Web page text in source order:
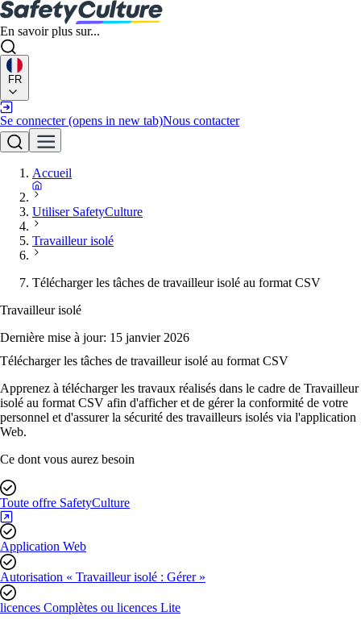
En savoir plus sur...
FR
Se connecter (opens in new tab)Nous contacter
Accueil
Utiliser SafetyCulture
Travailleur isolé
Télécharger les tâches de travailleur isolé au format CSV
Travailleur isolé
Dernière mise à jour: 15 janvier 2026
Télécharger les tâches de travailleur isolé au format CSV
Apprenez à télécharger les travaux réalisés dans le cadre de Travailleur
isolé au format CSV afin d'afficher et de gérer la conformité de votre
personnel et d'assurer la sécurité des travailleurs isolés via l'application
Web.
Ce dont vous aurez besoin
Toute offre SafetyCulture
Application Web
Autorisation « Travailleur isolé : Gérer »
licences Complètes ou licences Lite